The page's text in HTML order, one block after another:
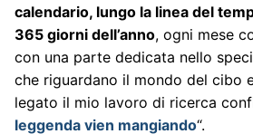
calendario, lungo la linea del
365 giorni dell’anno, ogni mese
con una parte dedicata nello
che riguardano il mondo del cibo
legato il mio lavoro di ricerca
leggenda vien mangiando“.